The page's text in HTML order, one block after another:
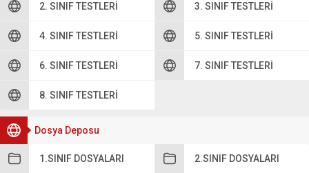
2. SINIF TESTLERI 3. SINIF TESTLERI
4. SINIF TESTLERI 5. SINIF TESTLERI
6. SINIF TESTLERI 7. SINIF TESTLERI
8. SINIF TESTLERI
Dosya Deposu
1.SINIF DOSYALARI 2.SINIF DOSYALARI